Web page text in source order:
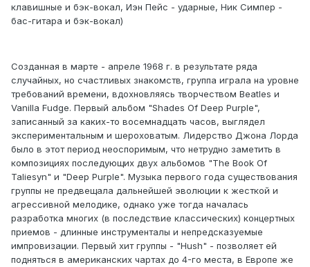
клавишные и бэк-вокал, Иэн Пейс - ударные, Ник Симпер -
бас-гитара и бэк-вокал)
Созданная в марте - апреле 1968 г. в результате ряда
случайных, но счастливых знакомств, группа играла на уровне
требований времени, вдохновляясь творчеством Beatles и
Vanilla Fudge. Первый альбом "Shades Of Deep Purple",
записанный за каких-то восемнадцать часов, выглядел
экспериментальным и шероховатым. Лидерство Джона Лорда
было в этот период неоспоримым, что нетрудно заметить в
композициях последующих двух альбомов "The Book Of
Taliesyn" и "Deep Purple". Музыка первого года существования
группы не предвещала дальнейшей эволюции к жесткой и
агрессивной мелодике, однако уже тогда началась
разработка многих (в последствие классических) концертных
приемов - длинные инструменталы и непредсказуемые
импровизации. Первый хит группы - "Hush" - позволяет ей
подняться в американских чартах до 4-го места, в Европе же